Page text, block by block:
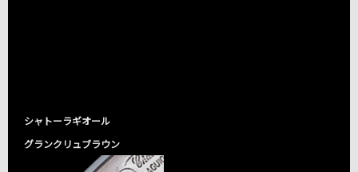
シャトーラギオール
グランクリュブラウン